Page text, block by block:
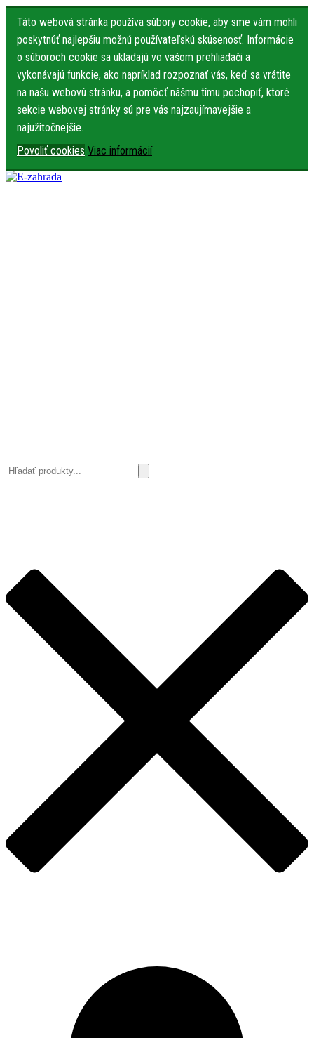
Táto webová stránka používa súbory cookie, aby sme vám mohli
poskytnúť najlepšiu možnú používateľskú skúsenosť. Informácie
o súboroch cookie sa ukladajú vo vašom prehliadači a
vykonávajú funkcie, ako napríklad rozpoznať vás, keď sa vrátite
na našu webovú stránku, a pomôcť nášmu tímu pochopiť, ktoré
sekcie webovej stránky sú pre vás najzaujímavejšie a
najužitočnejšie.
Povoliť cookies Viac informácií